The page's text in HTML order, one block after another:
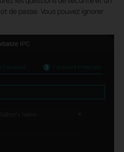
de passe. Vous pouvez ignorer